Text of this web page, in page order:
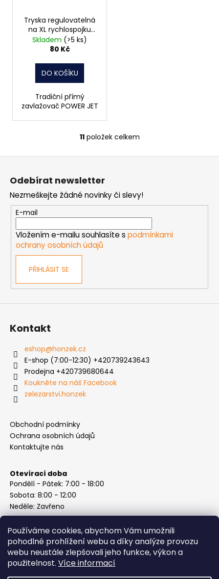
Používáme cookies, abychom Vám umožnili
pohodlné prohlížení webu a díky analýze provozu
webu neustále zlepšovali jeho funkce, výkon a
použitelnost. Více informací
Tryska regulovatelná
na XL rychlospojku
POWER JET
Skladem (>5 ks)
80 Kč
DO KOŠÍKU
Tradiční přímý
zavlažovač POWER JET
O
v
a
c
í
p
r
ý
p
11položek celkem
Odebírat newsletter
Nezmeškejte žádné novinky či slevy!
E-mail
Vložením e-mailu souhlasíte s podmínkami
ochrany osobních údajů
PŘIHLÁSIT SE
Kontakt
eshop@honzek.cz
E-shop (7:00-12:30) +420739243643
Prodejna +420739680644
Koukněte na náš Facebook
zelezarstvi.honzek
Obchodní podmínky
Ochrana osobních údajů
Kontaktujte nás
Otevírací doba
Pondělí - Pátek: 7:00 - 18:00
Sobota: 8:00 - 12:00
Neděle: Zavřeno
Instagram